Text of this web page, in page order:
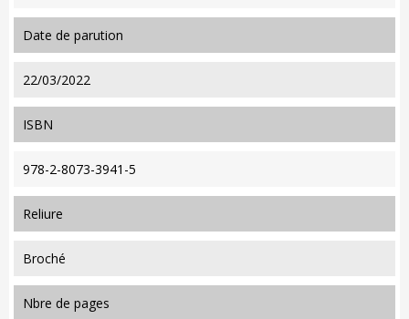
date de parution
22/03/2022
ISBN
978-2-8073-3941-5
reliure
Broché
nbre de pages